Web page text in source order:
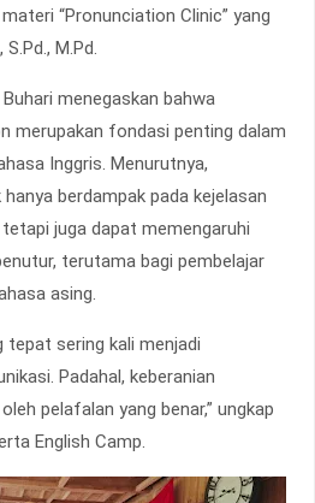
“Pronunciation Clinic” yang
M.Pd.
menegaskan bahwa
merupakan fondasi penting dalam
Inggris. Menurutnya,
berdampak pada kejelasan
juga dapat memengaruhi
terutama bagi pembelajar
asing.
tepat sering kali menjadi
Padahal, keberanian
pelafalan yang benar,” ungkap
English Camp.